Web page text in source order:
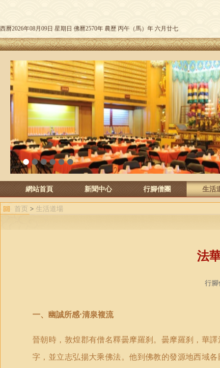
西曆2026年08月09日 星期日 佛曆2570年 農歷 丙午（馬）年 六月廿七
1 2 3 4 5 6
網站首頁 新聞中心 行腳僧團 生活
首页 > 生活道場
法
行腳
一、幽誠所感·清泉複流
晉朝時，敦煌郡有僧名釋曇摩羅刹。曇摩羅刹，華
字，並立志弘揚大乘佛法。他到佛教的發源地西域